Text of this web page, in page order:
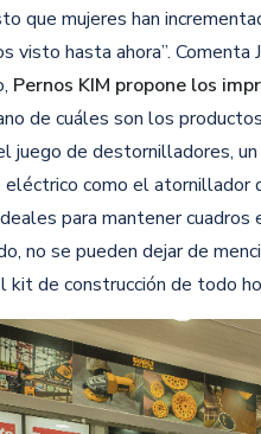
que mujeres han
visto hasta ahora”.
Pernos KIM propone los
de cuáles son los
juego de destornilladores,
como el
para mantener cuadros
no se pueden dejar de
kit de construcción de todo